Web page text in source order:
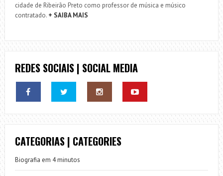
cidade de Ribeirão Preto como professor de música e músico
contratado. + SAIBA MAIS
REDES SOCIAIS | SOCIAL MEDIA
CATEGORIAS | CATEGORIES
Biografia em 4 minutos